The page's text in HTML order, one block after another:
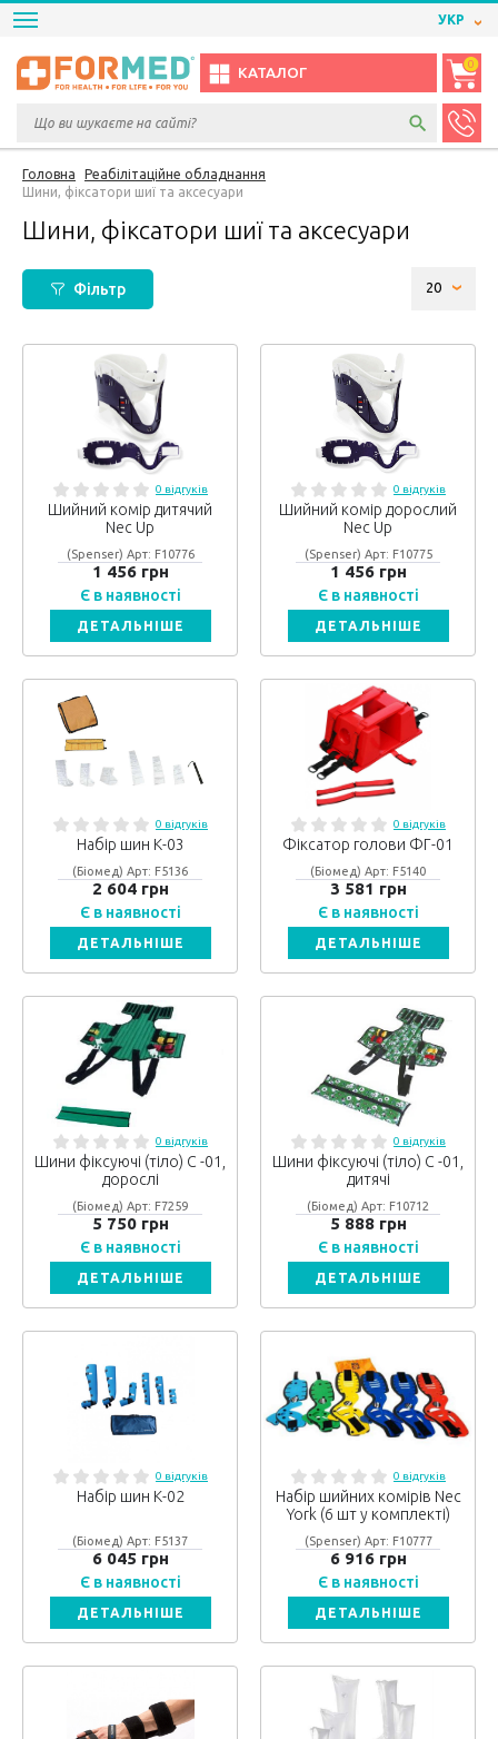
УКР
КАТАЛОГ
0
Головна
Реабілітаційне обладнання
Шини, фіксатори шиї та аксесуари
Шини, фіксатори шиї та аксесуари
Фільтр
0 відгуків
Шийний комір дитячий
Nec Up
(Spenser) Арт: F10776
1 456 грн
Є в наявності
ДЕТАЛЬНІШЕ
0 відгуків
Шийний комір дорослий
Nec Up
(Spenser) Арт: F10775
1 456 грн
Є в наявності
ДЕТАЛЬНІШЕ
0 відгуків
Набір шин К-03
(Біомед) Арт: F5136
2 604 грн
Є в наявності
ДЕТАЛЬНІШЕ
0 відгуків
Фіксатор голови ФГ-01
(Біомед) Арт: F5140
3 581 грн
Є в наявності
ДЕТАЛЬНІШЕ
0 відгуків
Шини фіксуючі (тіло) С -01,
дорослі
(Біомед) Арт: F7259
5 750 грн
Є в наявності
ДЕТАЛЬНІШЕ
0 відгуків
Шини фіксуючі (тіло) С -01,
дитячі
(Біомед) Арт: F10712
5 888 грн
Є в наявності
ДЕТАЛЬНІШЕ
0 відгуків
Набір шин К-02
(Біомед) Арт: F5137
6 045 грн
Є в наявності
ДЕТАЛЬНІШЕ
0 відгуків
Набір шийних комірів Nec
York (6 шт у комплекті)
(Spenser) Арт: F10777
6 916 грн
Є в наявності
ДЕТАЛЬНІШЕ